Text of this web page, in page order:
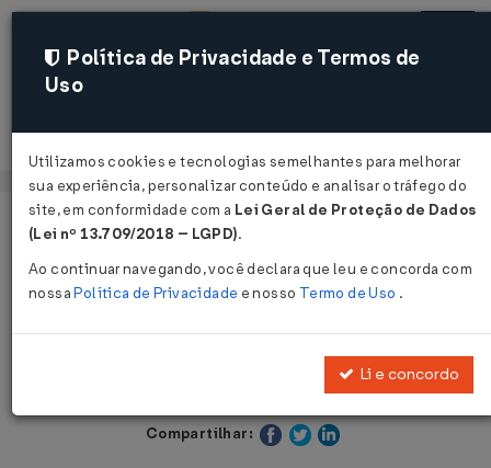
Acessar
Página Inicial Legislações
Decreto nº 13.459 de 29/12/1992
Publicado no DOE - SE em 30 dez 1992
Compartilhar:
Política de Privacidade e Termos de
Uso
Utilizamos cookies e tecnologias semelhantes para melhorar
sua experiência, personalizar conteúdo e analisar o tráfego do
site, em conformidade com a Lei Geral de Proteção de Dados
(Lei nº 13.709/2018 – LGPD).
Ao continuar navegando, você declara que leu e concorda com
nossaPolítica de Privacidade e nosso Termo de Uso .
Li e concordo